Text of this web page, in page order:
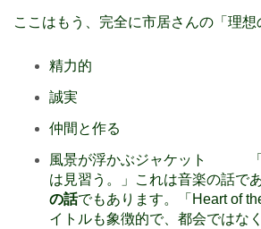
ここはもう、完全に市居さんの「理想
精力的
誠実
仲間と作る
風景が浮かぶジャケット 「
は見習う。」これは音楽の話で
の話でもあります。「Heart of
イトルも象徴的で、都会ではな